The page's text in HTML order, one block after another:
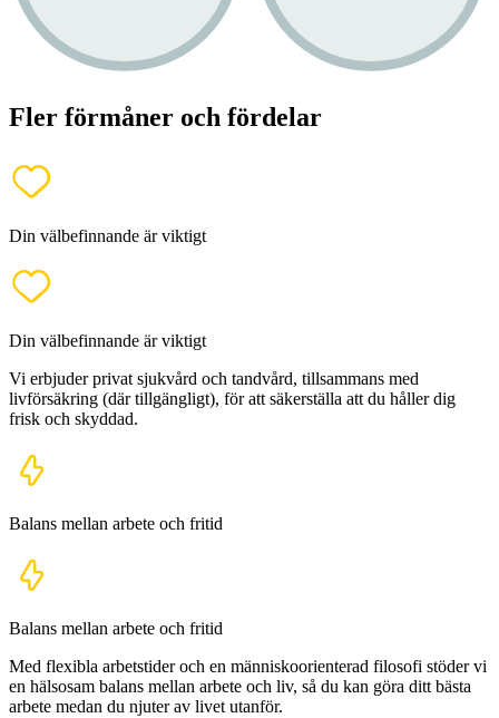
Fler förmåner och fördelar
Din välbefinnande är viktigt
Din välbefinnande är viktigt
Vi erbjuder privat sjukvård och tandvård, tillsammans med
livförsäkring (där tillgängligt), för att säkerställa att du håller dig
frisk och skyddad.
Balans mellan arbete och fritid
Balans mellan arbete och fritid
Med flexibla arbetstider och en människoorienterad filosofi stöder vi
en hälsosam balans mellan arbete och liv, så du kan göra ditt bästa
arbete medan du njuter av livet utanför.